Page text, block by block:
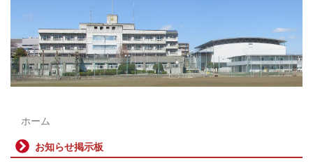
ホーム
お知らせ掲示板